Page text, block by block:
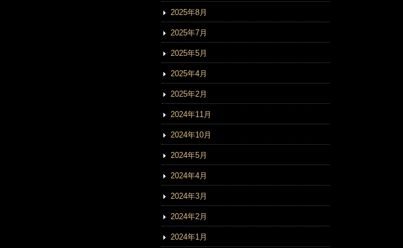
2025年8月
2025年7月
2025年5月
2025年4月
2025年2月
2024年11月
2024年10月
2024年5月
2024年4月
2024年3月
2024年2月
2024年1月